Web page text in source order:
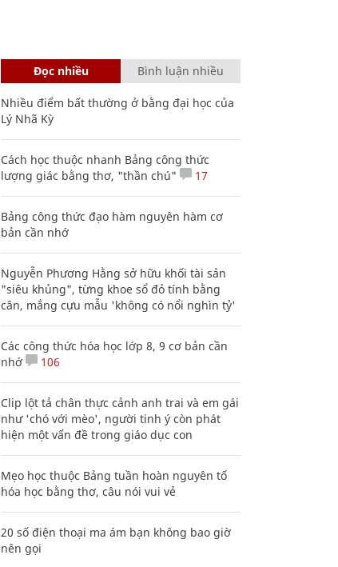
Đọc nhiều Bình luận nhiều
Nhiều điểm bất thường ở bằng đại học của
Lý Nhã Kỳ
Cách học thuộc nhanh Bảng công thức
lượng giác bằng thơ, "thần chú"
17
Bảng công thức đạo hàm nguyên hàm cơ
bản cần nhớ
Nguyễn Phương Hằng sở hữu khối tài sản
"siêu khủng", từng khoe sổ đỏ tính bằng
cân, mắng cựu mẫu 'không có nổi nghìn tỷ'
Các công thức hóa học lớp 8, 9 cơ bản cần
nhớ
106
Clip lột tả chân thực cảnh anh trai và em gái
như 'chó với mèo', người tinh ý còn phát
hiện một vấn đề trong giáo dục con
Mẹo học thuộc Bảng tuần hoàn nguyên tố
hóa học bằng thơ, câu nói vui vẻ
20 số điện thoại ma ám bạn không bao giờ
nên gọi